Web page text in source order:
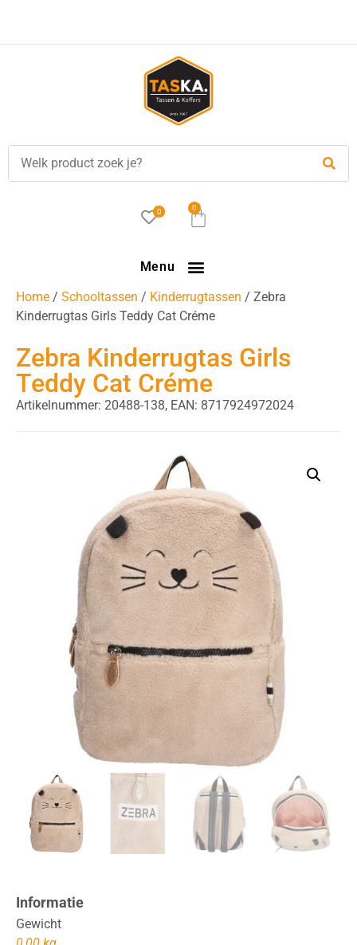
0 0
Menu
Home / Schooltassen / Kinderrugtassen / Zebra
Kinderrugtas Girls Teddy Cat Créme
Zebra Kinderrugtas Girls
Teddy Cat Créme
Artikelnummer: 20488-138, EAN: 8717924972024
Informatie
Gewicht